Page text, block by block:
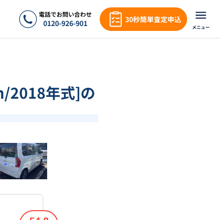
電話でお問い合わせ
0120-926-901 30秒簡単査定申込
メニュー
2018年式]の
1/18